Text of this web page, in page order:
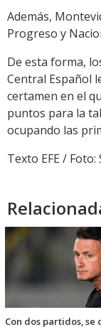
Además,
Progreso y
De esta forma,
Central Español
certamen en el
puntos para la
ocupando las
Texto EFE /
Con dos partidos, se